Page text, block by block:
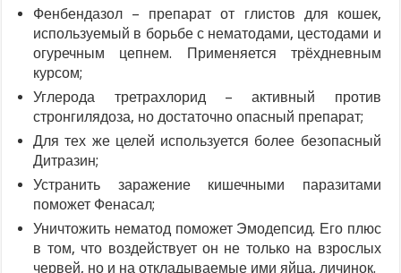
Фенбендазол – препарат от глистов для кошек,
используемый в борьбе с нематодами, цестодами и
огуречным цепнем. Применяется трёхдневным
курсом;
Углерода третрахлорид – активный против
стронгилядоза, но достаточно опасный препарат;
Для тех же целей используется более безопасный
Дитразин;
Устранить заражение кишечными паразитами
поможет Фенасал;
Уничтожить нематод поможет Эмодепсид. Его плюс
в том, что воздействует он не только на взрослых
червей, но и на откладываемые ими яйца, личинок.